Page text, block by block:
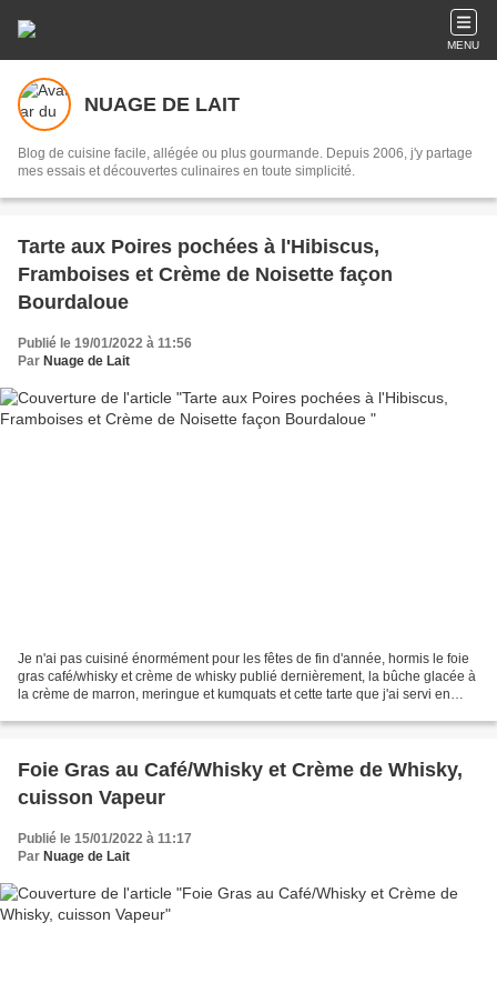
MENU
NUAGE DE LAIT
Blog de cuisine facile, allégée ou plus gourmande. Depuis 2006, j'y partage
mes essais et découvertes culinaires en toute simplicité.
Tarte aux Poires pochées à l'Hibiscus,
Framboises et Crème de Noisette façon
Bourdaloue
Publié le 19/01/2022 à 11:56
Par Nuage de Lait
Je n'ai pas cuisiné énormément pour les fêtes de fin d'année, hormis le foie
gras café/whisky et crème de whisky publié dernièrement, la bûche glacée à
la crème de marron, meringue et kumquats et cette tarte que j'ai servi en
Foie Gras au Café/Whisky et Crème de Whisky,
cuisson Vapeur
Publié le 15/01/2022 à 11:17
Par Nuage de Lait